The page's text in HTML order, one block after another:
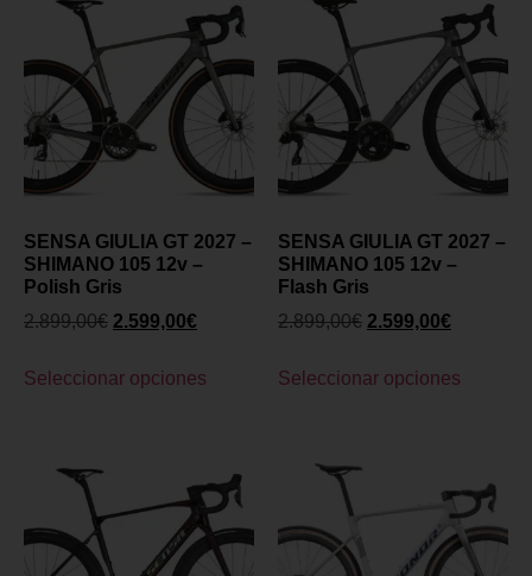
SENSA GIULIA GT 2027 –
SHIMANO 105 12v –
Polish Gris
2.899,00€ 2.599,00€
Seleccionar opciones
SENSA GIULIA GT 2027 –
SHIMANO 105 12v –
Flash Gris
2.899,00€ 2.599,00€
Seleccionar opciones